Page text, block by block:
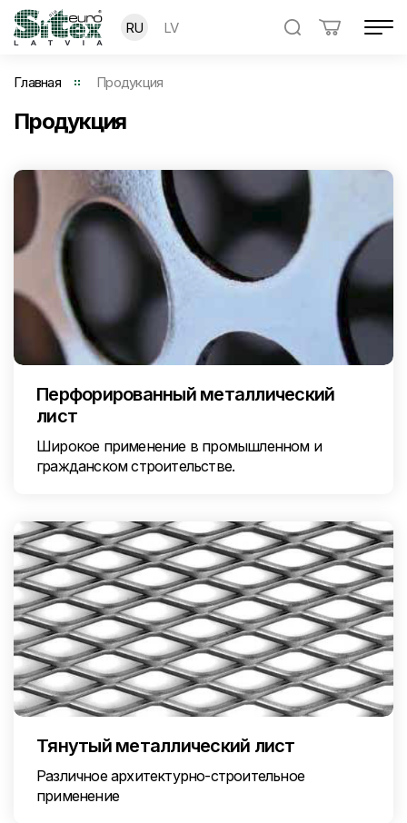
RU LV
Главная Продукция
Продукция
Перфорированный металлический
лист
Широкое применение в промышленном и
гражданском строительстве.
Тянутый металлический лист
Различное архитектурно-строительное
применение